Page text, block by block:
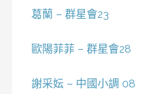
葛蘭 – 群星會23
歐陽菲菲 – 群星會28
謝采妘 – 中國小調 08